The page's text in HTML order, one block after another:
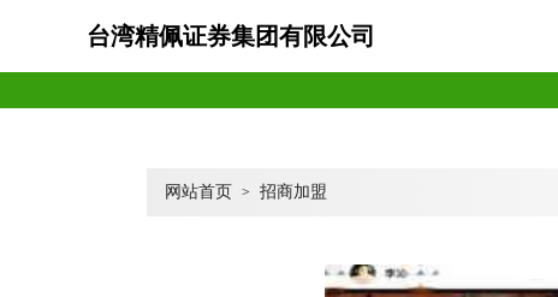
台湾精佩证券集团有限公司
网站首页 > 招商加盟